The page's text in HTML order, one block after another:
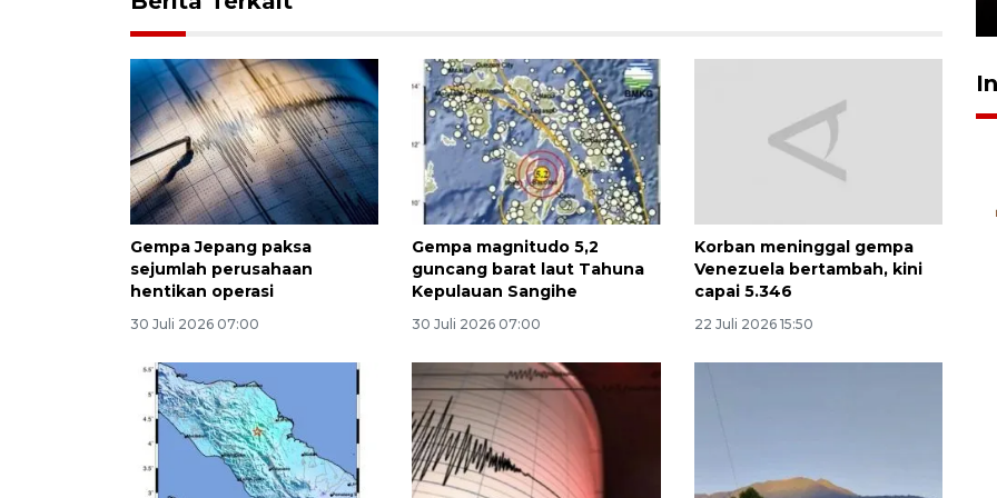
Gempa Jepang paksa
sejumlah perusahaan
hentikan operasi
30 Juli 2026 07:00
Gempa magnitudo 5,2
guncang barat laut Tahuna
Kepulauan Sangihe
30 Juli 2026 07:00
Korban meninggal gempa
Venezuela bertambah, kini
capai 5.346
22 Juli 2026 15:50